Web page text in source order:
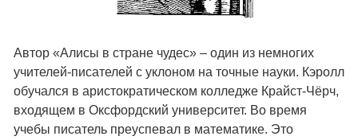
Автор «Алисы в стране чудес» – один из немногих
учителей-писателей с уклоном на точные науки. Кэролл
обучался в аристократическом колледже Крайст-Чёрч,
входящем в Оксфордский университет. Во время
учебы писатель преуспевал в математике. Это